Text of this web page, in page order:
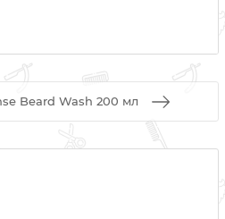
Beard Wash 200 мл